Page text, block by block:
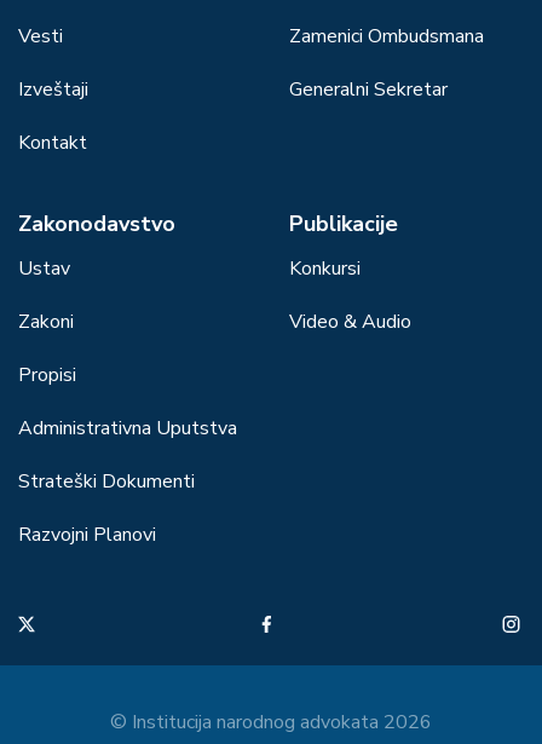
Vesti
Izveštaji
Kontakt
Zamenici Ombudsmana
Generalni Sekretar
Zakonodavstvo
Ustav
Zakoni
Propisi
Administrativna Uputstva
Strateški Dokumenti
Razvojni Planovi
Publikacije
Konkursi
Video & Audio
© Institucija narodnog advokata 2026